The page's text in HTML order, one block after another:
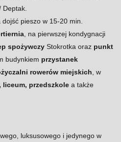
Deptak.
pieszo w 15-20 min.
, na pierwszej kondygnacji
spożywczy Stokrotka oraz punkt
budynkiem przystanek
rowerów miejskich , w
liceum, przedszkole a także
luksusowego i jedynego w